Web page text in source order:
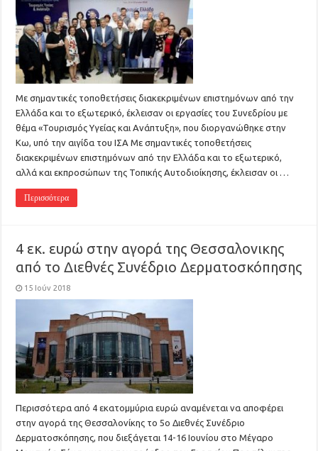
Με σημαντικές τοποθετήσεις διακεκριμένων επιστημόνων από την
Ελλάδα και το εξωτερικό, έκλεισαν οι εργασίες του Συνεδρίου με
θέμα «Τουρισμός Υγείας και Ανάπτυξη», που διοργανώθηκε στην
Κω, υπό την αιγίδα του ΙΣΑ Με σημαντικές τοποθετήσεις
διακεκριμένων επιστημόνων από την Ελλάδα και το εξωτερικό,
αλλά και εκπροσώπων της Τοπικής Αυτοδιοίκησης, έκλεισαν οι …
Περισσότερα
4 εκ. ευρώ στην αγορά της Θεσσαλονικης
από το Διεθνές Συνέδριο Δερματοσκόπησης
15 Ιούν 2018
Περισσότερα από 4 εκατομμύρια ευρώ αναμένεται να αποφέρει
στην αγορά της Θεσσαλονίκης το 5ο Διεθνές Συνέδριο
Δερματοσκόπησης, που διεξάγεται 14-16 Ιουνίου στο Μέγαρο